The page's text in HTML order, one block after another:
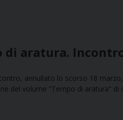
di aratura.
annullato lo scorso 18
del volume “Tempo di aratura”